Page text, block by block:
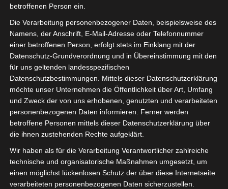
Für die Nutzung von Google Adsense (Google Ireland Limited, Gordon
Barrow Street, Dublin, D04 E5W5, Ireland) benötigen wir laut DSGVO Ihre
Zustimmung. Es werden seitens Google Adsense personenbezogene Daten
erhoben, verarbeitet und gespeichert. Welche Daten genau entnehmen Sie
den Datenschutzbedingungen.
Google Adsenseist deaktiviert. ✓ Erlauben Datenschutzbedingungen
betroffenen Person ein.
Die Verarbeitung personenbezogener Daten, beispielsweise des
Namens, der Anschrift, E-Mail-Adresse oder Telefonnummer
einer betroffenen Person, erfolgt stets im Einklang mit der
Datenschutz-Grundverordnung und in Übereinstimmung mit den
für uns geltenden landesspezifischen
Datenschutzbestimmungen. Mittels dieser Datenschutzerklärung
möchte unser Unternehmen die Öffentlichkeit über Art, Umfang
und Zweck der von uns erhobenen, genutzten und verarbeiteten
personenbezogenen Daten informieren. Ferner werden
betroffene Personen mittels dieser Datenschutzerklärung über
die ihnen zustehenden Rechte aufgeklärt.
Wir haben als für die Verarbeitung Verantwortlicher zahlreiche
technische und organisatorische Maßnahmen umgesetzt, um
einen möglichst lückenlosen Schutz der über diese Internetseite
verarbeiteten personenbezogenen Daten sicherzustellen.